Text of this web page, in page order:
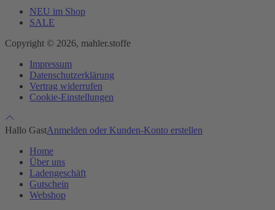
NEU im Shop
SALE
Copyright © 2026, mahler.stoffe
Impressum
Datenschutzerklärung
Vertrag widerrufen
Cookie-Einstellungen
Hallo GastAnmelden oder Kunden-Konto erstellen
Home
Über uns
Ladengeschäft
Gutschein
Webshop